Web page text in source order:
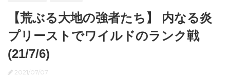
【荒ぶる大地の強者たち】 内なる炎
プリーストでワイルドのランク戦
(21/7/6)
2021/07/07